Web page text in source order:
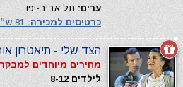
ערים: תל אביב-יפו
כרטיסים למכירה:
הצד שלי - תיאטרון
מחירים מיוחדים
לילדים 8-12